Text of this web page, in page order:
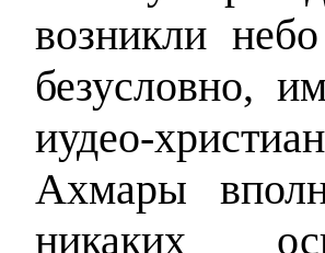
возникли
безусловно,
иудео-
Ахмары
никаких